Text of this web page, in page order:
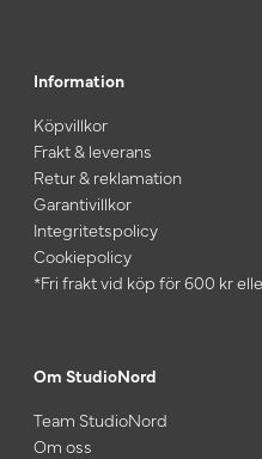
Information
Köpvillkor
Frakt & leverans
Retur & reklamation
Garantivillkor
Integritetspolicy
Cookiepolicy
*Fri frakt vid köp för 600 kr
Om StudioNord
Team StudioNord
Om oss